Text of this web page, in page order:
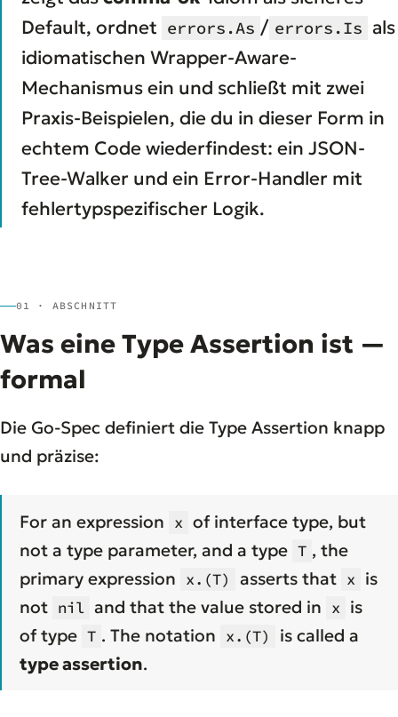
Default, ordnet errors.As / errors.Is als
idiomatischen Wrapper-Aware-
Mechanismus ein und schließt mit zwei
Praxis-Beispielen, die du in dieser Form in
echtem Code wiederfindest: ein JSON-
Tree-Walker und ein Error-Handler mit
fehlertypspezifischer Logik.
01 · ABSCHNITT
Was eine Type Assertion ist —
formal
Die Go-Spec definiert die Type Assertion knapp
und präzise:
For an expression x of interface type, but
not a type parameter, and a type T , the
primary expression x.(T) asserts that x is
not nil and that the value stored in x is
of type T . The notation x.(T)
is called a
type assertion.